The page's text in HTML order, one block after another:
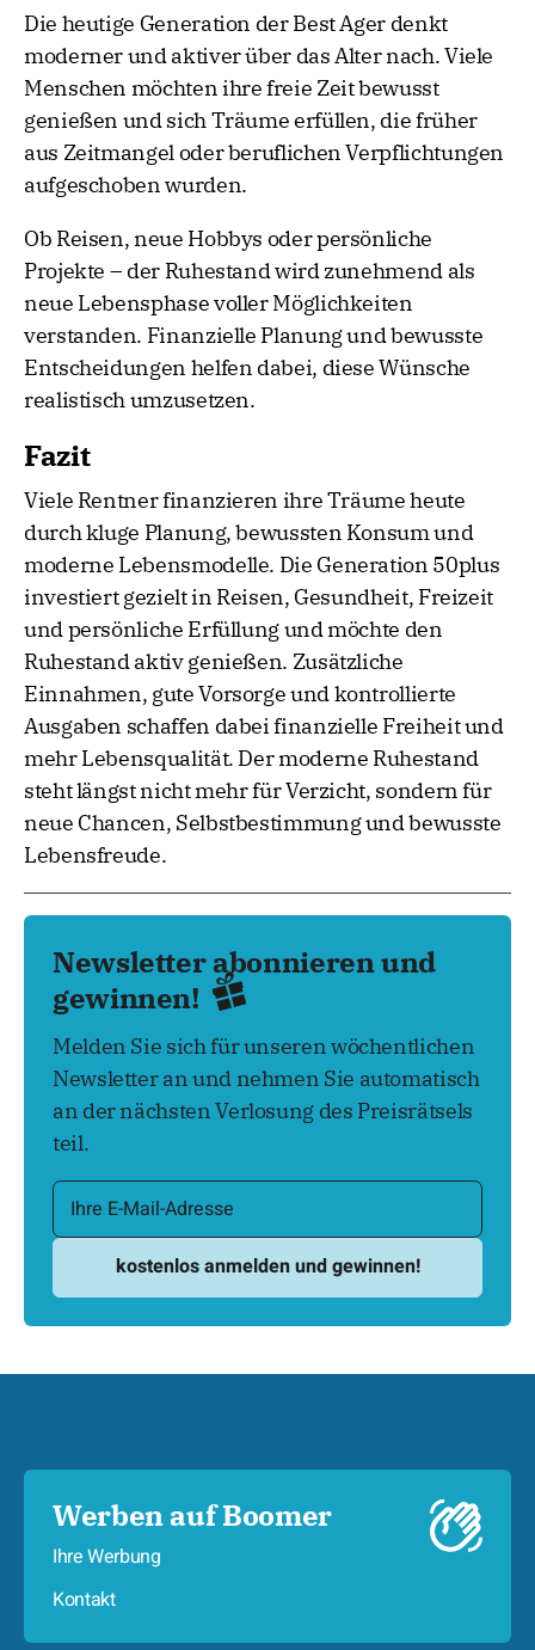
Die heutige Generation der Best Ager denkt
moderner und aktiver über das Alter nach. Viele
Menschen möchten ihre freie Zeit bewusst
genießen und sich Träume erfüllen, die früher
aus Zeitmangel oder beruflichen Verpflichtungen
aufgeschoben wurden.
Ob Reisen, neue Hobbys oder persönliche
Projekte – der Ruhestand wird zunehmend als
neue Lebensphase voller Möglichkeiten
verstanden. Finanzielle Planung und bewusste
Entscheidungen helfen dabei, diese Wünsche
realistisch umzusetzen.
Fazit
Viele Rentner finanzieren ihre Träume heute
durch kluge Planung, bewussten Konsum und
moderne Lebensmodelle. Die Generation 50plus
investiert gezielt in Reisen, Gesundheit, Freizeit
und persönliche Erfüllung und möchte den
Ruhestand aktiv genießen. Zusätzliche
Einnahmen, gute Vorsorge und kontrollierte
Ausgaben schaffen dabei finanzielle Freiheit und
mehr Lebensqualität. Der moderne Ruhestand
steht längst nicht mehr für Verzicht, sondern für
neue Chancen, Selbstbestimmung und bewusste
Lebensfreude.
Newsletter abonnieren und
gewinnen!
Melden Sie sich für unseren wöchentlichen
Newsletter an und nehmen Sie automatisch
an der nächsten Verlosung des Preisrätsels
teil.
Werben auf Boomer
Ihre Werbung
Kontakt